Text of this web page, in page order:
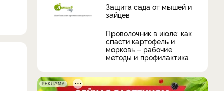
Защита сада от мышей и
зайцев
Проволочник в июле: как
спасти картофель и
морковь – рабочие
методы и профилактика
РЕКЛАМА